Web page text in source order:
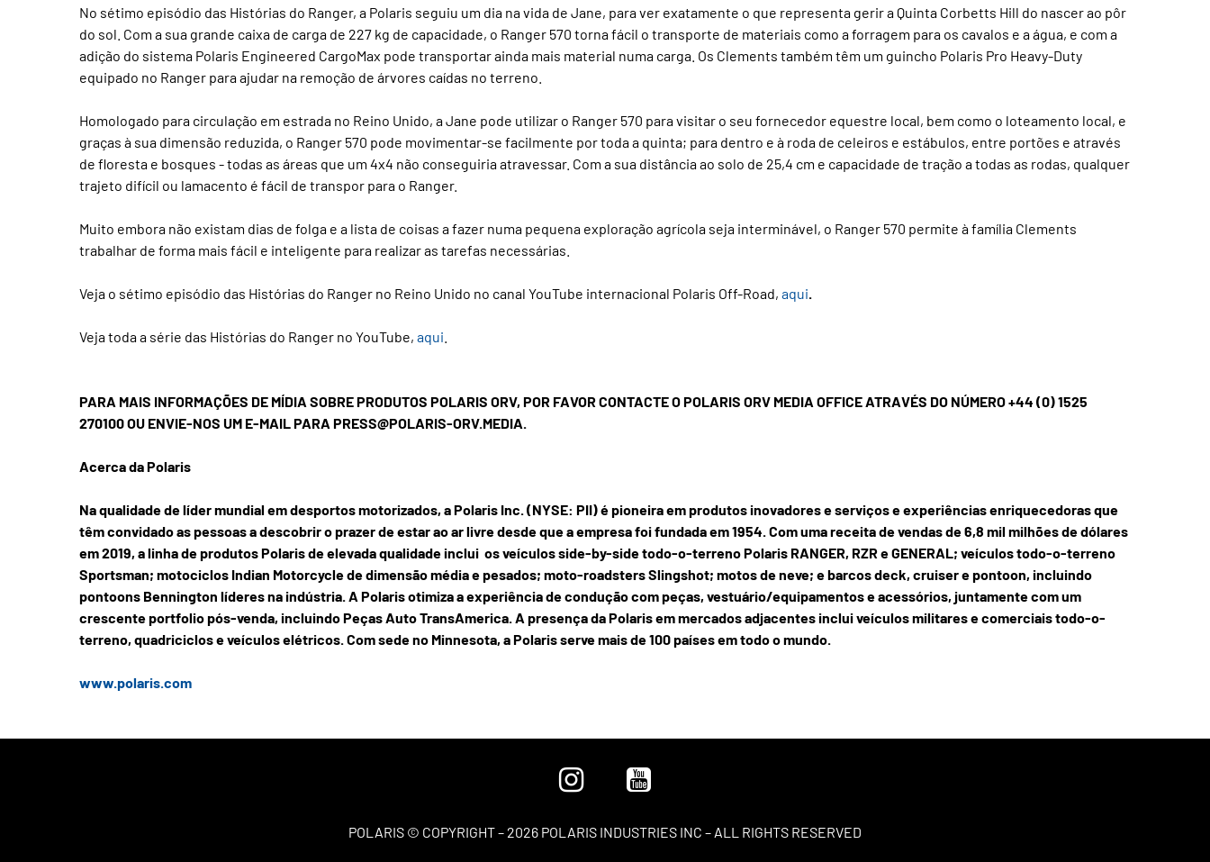
No sétimo episódio das Histórias do Ranger, a Polaris seguiu um dia na vida de Jane, para ver exatamente o que representa gerir a Quinta Corbetts Hill do nascer ao pôr
do sol. Com a sua grande caixa de carga de 227 kg de capacidade, o Ranger 570 torna fácil o transporte de materiais como a forragem para os cavalos e a água, e com a
adição do sistema Polaris Engineered CargoMax pode transportar ainda mais material numa carga. Os Clements também têm um guincho Polaris Pro Heavy-Duty
equipado no Ranger para ajudar na remoção de árvores caídas no terreno.
Homologado para circulação em estrada no Reino Unido, a Jane pode utilizar o Ranger 570 para visitar o seu fornecedor equestre local, bem como o loteamento local, e
graças à sua dimensão reduzida, o Ranger 570 pode movimentar-se facilmente por toda a quinta; para dentro e à roda de celeiros e estábulos, entre portões e através
de floresta e bosques - todas as áreas que um 4x4 não conseguiria atravessar. Com a sua distância ao solo de 25,4 cm e capacidade de tração a todas as rodas, qualquer
trajeto difícil ou lamacento é fácil de transpor para o Ranger.
Muito embora não existam dias de folga e a lista de coisas a fazer numa pequena exploração agrícola seja interminável, o Ranger 570 permite à família Clements
trabalhar de forma mais fácil e inteligente para realizar as tarefas necessárias.
Veja o sétimo episódio das Histórias do Ranger no Reino Unido no canal YouTube internacional Polaris Off-Road, aqui.
Veja toda a série das Histórias do Ranger no YouTube, aqui
PARA MAIS INFORMAÇÕES DE MÍDIA SOBRE PRODUTOS POLARIS ORV, POR FAVOR CONTACTE O POLARIS ORV MEDIA OFFICE ATRAVÉS DO NÚMERO +44 (0) 1525
270100 OU ENVIE-NOS UM E-MAIL PARA PRESS@POLARIS-ORV.MEDIA.
Acerca da Polaris
Na qualidade de líder mundial em desportos motorizados, a Polaris Inc. (NYSE: PII) é pioneira em produtos inovadores e serviços e experiências enriquecedoras que
têm convidado as pessoas a descobrir o prazer de estar ao ar livre desde que a empresa foi fundada em 1954. Com uma receita de vendas de 6,8 mil milhões de dólares
em 2019, a linha de produtos Polaris de elevada qualidade inclui os veículos side-by-side todo-o-terreno Polaris RANGER, RZR e GENERAL; veículos todo-o-terreno
Sportsman; motociclos Indian Motorcycle de dimensão média e pesados; moto-roadsters Slingshot; motos de neve; e barcos deck, cruiser e pontoon, incluindo
pontoons Bennington líderes na indústria. A Polaris otimiza a experiência de condução com peças, vestuário/equipamentos e acessórios, juntamente com um
crescente portfolio pós-venda, incluindo Peças Auto TransAmerica. A presença da Polaris em mercados adjacentes inclui veículos militares e comerciais todo-o-
terreno, quadriciclos e veículos elétricos. Com sede no Minnesota, a Polaris serve mais de 100 países em todo o mundo.
www.polaris.com
POLARIS © COPYRIGHT – 2026 POLARIS INDUSTRIES INC – ALL RIGHTS RESERVED